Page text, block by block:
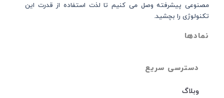
دسترسی سریع
وبلاگ
مصنوعی پیشرفته وصل می کنیم تا لذت استفاده از قدرت این
تکنولوژی را بچشید.
نمادها